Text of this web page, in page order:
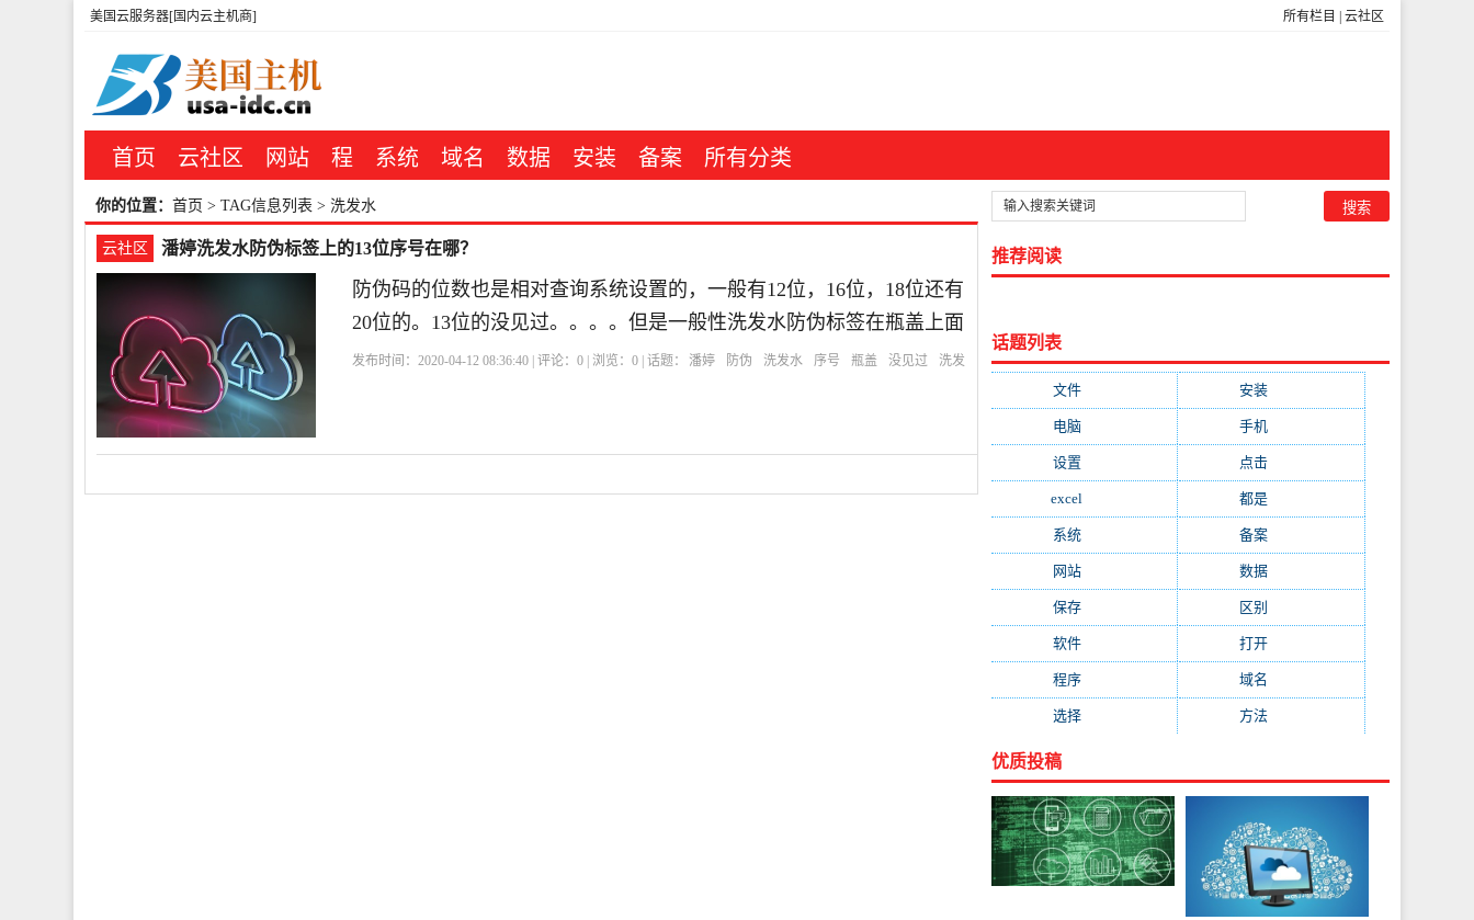
所有栏目 云社区
美国云服务器[国内云主机商]
首页 云社区 网站 程 系统 域名 数据 安装 备案 所有分类
你的位置： 首页 > TAG信息列表 > 洗发水
云社区 潘婷洗发水防伪标签上的13位序号在哪？
防伪码的位数也是相对查询系统设置的，一般有12位，16位，18位还有
20位的。13位的没见过。。。。但是一般性洗发水防伪标签在瓶盖上面
发布时间：2020-04-12 08:36:40 | 评论：0 | 浏览：0 | 话题： 潘婷 防伪 洗发水 序号 瓶盖 没见过
洗发
推荐阅读
话题列表
文件(755) 安装
电脑(688) 手机
设置 点击
excel 都是
系统(495) 备案
网站(461) 数据
保存(438) 区别
软件(419) 打开
程序(387) 域名
选择(333) 方法
优质投稿